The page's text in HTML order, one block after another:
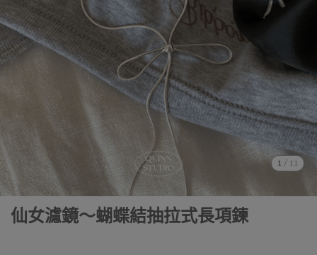
1 / 11
仙女濾鏡～蝴蝶結抽拉式長項鍊